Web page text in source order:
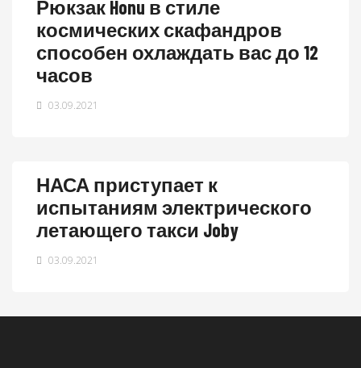
Рюкзак Honu в стиле
космических скафандров
способен охлаждать вас до 12
часов
03.09.2021
НАСА приступает к
испытаниям электрического
летающего такси Joby
03.09.2021